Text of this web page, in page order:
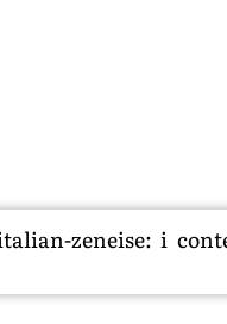
zeneise: i